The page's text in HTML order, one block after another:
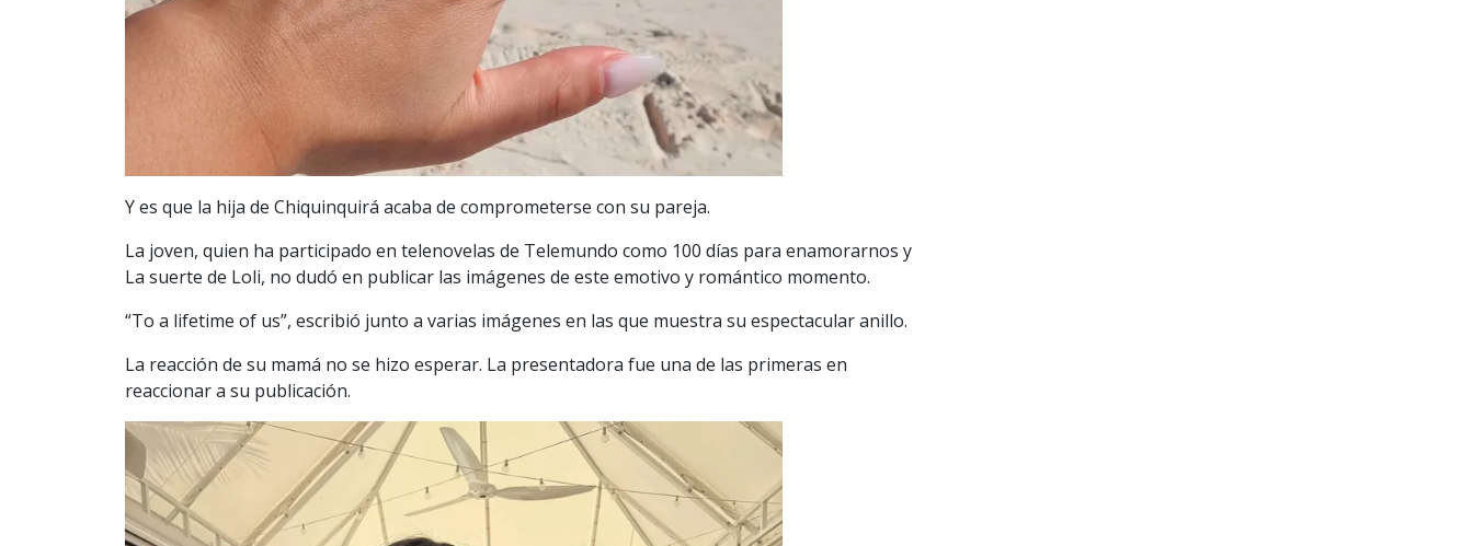
Y es que la hija de Chiquinquirá acaba de comprometerse con su pareja.
La joven, quien ha participado en telenovelas de Telemundo como 100 días para enamorarnos y
La suerte de Loli, no dudó en publicar las imágenes de este emotivo y romántico momento.
“To a lifetime of us”, escribió junto a varias imágenes en las que muestra su espectacular anillo.
La reacción de su mamá no se hizo esperar. La presentadora fue una de las primeras en
reaccionar a su publicación.